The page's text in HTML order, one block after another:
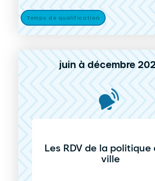
Temps de qualification
juin à décembre
Les RDV de la politique
ville